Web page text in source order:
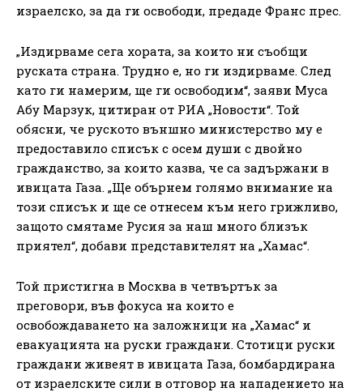
израелско, за да ги освободи, предаде Франс прес.
„Издирваме сега хората, за които ни съобщи
руската страна. Трудно е, но ги издирваме. След
като ги намерим, ще ги освободим“, заяви Муса
Абу Марзук, цитиран от РИА „Новости“. Той
обясни, че руското външно министерство му е
предоставило списък с осем души с двойно
гражданство, за които казва, че са задържани в
ивицата Газа. „Ще обърнем голямо внимание на
този списък и ще се отнесем към него грижливо,
защото смятаме Русия за наш много близък
приятел“, добави представителят на „Хамас“.
Той пристигна в Москва в четвъртък за
преговори, във фокуса на които е
освобождаването на заложници на „Хамас“ и
евакуацията на руски граждани. Стотици руски
граждани живеят в ивицата Газа, бомбардирана
от израелските сили в отговор на нападението на